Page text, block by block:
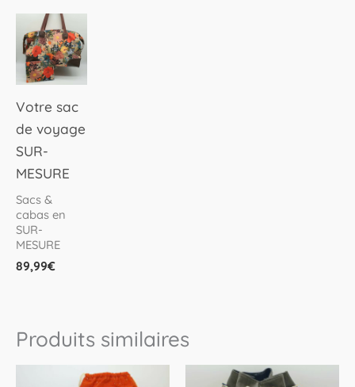
Votre sac
de voyage
SUR-
MESURE
Sacs &
cabas en
SUR-
MESURE
89,99€
Produits similaires